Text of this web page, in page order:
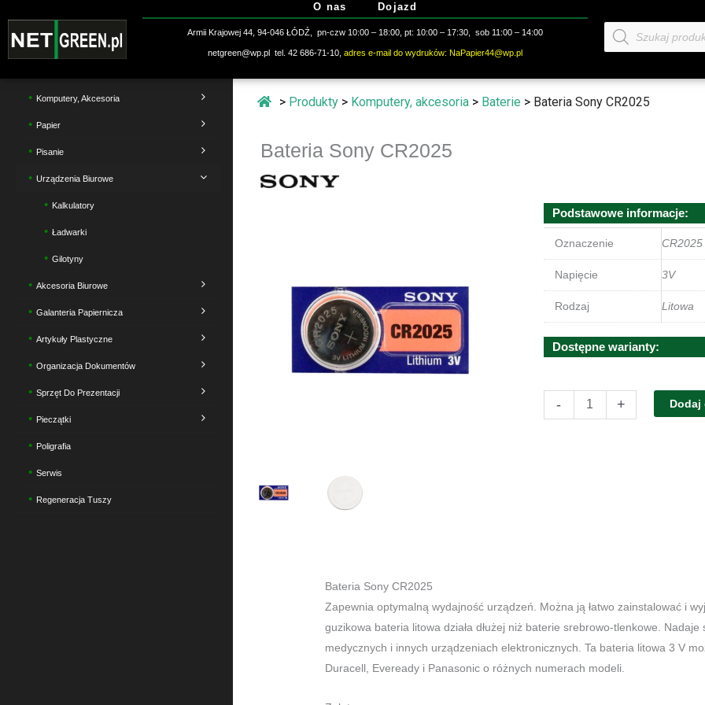
do
treści
O nas Dojazd
Armii Krajowej 44, 94-046 ŁÓDŹ, pn-czw 10:00 – 18:00, pt: 10:00 – 17:30, sob 11:00 – 14:00
netgreen@wp.pl tel. 42 686-71-10,adres e-mail do wydruków: NaPapier44@wp.pl
Wyszukiwarka
produktów
Komputery, Akcesoria
Papier
Pisanie
Urządzenia Biurowe
Kalkulatory
Ładwarki
Gilotyny
Akcesoria Biurowe
Galanteria Papiernicza
Artykuły Plastyczne
Organizacja Dokumentów
Sprzęt Do Prezentacji
Pieczątki
Poligrafia
Serwis
Regeneracja Tuszy
> Produkty > Komputery, akcesoria > Baterie > Bateria Sony CR2025
Bateria Sony CR2025
Podstawowe informacje:
Oznaczenie CR2025
Napięcie 3V
Rodzaj Litowa
Dostępne warianty:
-
Bateria
+ Dodaj
Bateria Sony CR2025
Zapewnia optymalną wydajność urządzeń. Można ją łatwo zainstalować i
guzikowa bateria litowa działa dłużej niż baterie srebrowo-tlenkowe.
medycznych i innych urządzeniach elektronicznych. Ta bateria litowa 3 V
Duracell, Eveready i Panasonic o różnych numerach modeli.